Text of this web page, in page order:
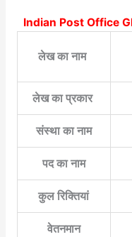
Indian Post Office
लेख का नाम
लेख का प्रकार
संस्था का नाम
पद का नाम
कुल रिक्तियां
वेतनमान